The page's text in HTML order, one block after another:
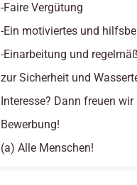
-Faire Vergütung
-Ein motiviertes und
-Einarbeitung und
zur Sicherheit und
Interesse? Dann freuen
Bewerbung!
(a) Alle Menschen!